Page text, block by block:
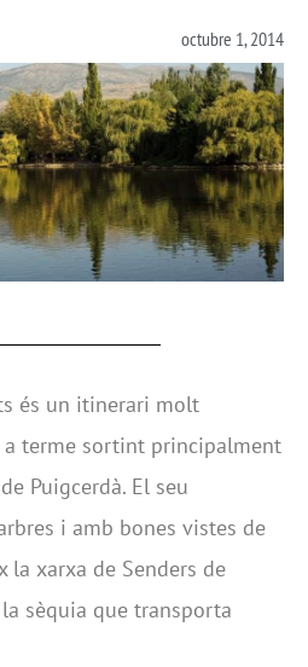
octubre 1, 2014
és un itinerari molt
terme sortint principalment
Puigcerdà. El seu
i amb bones vistes de
la xarxa de Senders de
sèquia que transporta